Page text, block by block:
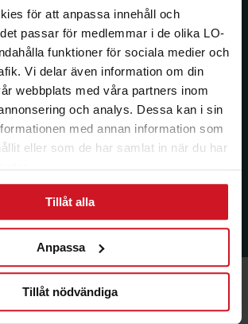
för att anpassa innehåll och
passar för medlemmar i de olika LO-
funktioner för sociala medier och
Vi delar även information om din
webbplats med våra partners inom
och analys. Dessa kan i sin
med annan information som
eller som de har samlat in när du har
Tillåt alla
Anpassa
Tillåt nödvändiga